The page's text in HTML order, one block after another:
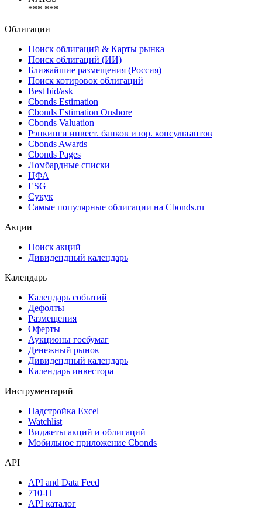
*** ***
Облигации
Поиск облигаций & Карты рынка
Поиск облигаций (ИИ)
Ближайшие размещения (Россия)
Поиск котировок облигаций
Best bid/ask
Cbonds Estimation
Cbonds Estimation Onshore
Cbonds Valuation
Рэнкинги инвест. банков и юр. консультантов
Cbonds Awards
Cbonds Pages
Ломбардные списки
ЦФА
ESG
Сукук
Самые популярные облигации на Cbonds.ru
Акции
Поиск акций
Дивидендный календарь
Календарь
Календарь событий
Дефолты
Размещения
Оферты
Аукционы госбумаг
Денежный рынок
Дивидендный календарь
Календарь инвестора
Инструментарий
Надстройка Excel
Watchlist
Виджеты акций и облигаций
Мобильное приложение Cbonds
API
API and Data Feed
710-П
API каталог